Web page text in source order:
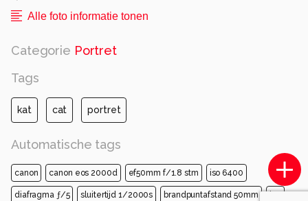
Alle foto informatie tonen
Categorie Portret
Tags
kat cat portret
Automatische tags
canon canon eos 2000d ef50mm f/1.8 stm iso 6400
diafragma ƒ/5 sluitertijd 1/2000s brandpuntafstand 50mm